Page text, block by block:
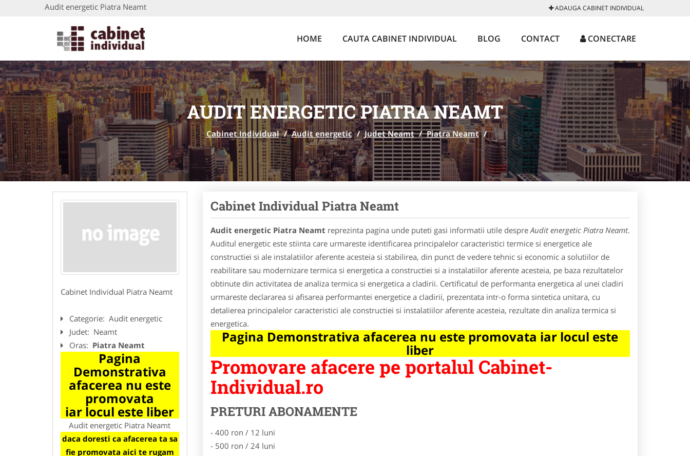
Audit energetic Piatra Neamt ADAUGA CABINET INDIVIDUAL
HOME CAUTA CABINET INDIVIDUAL BLOG CONTACT CONECTARE
AUDIT ENERGETIC PIATRA NEAMT
Cabinet Individual / Audit energetic / Judet Neamt / Piatra Neamt /
Cabinet Individual Piatra Neamt
Categorie: Audit energetic
Judet: Neamt
Oras: Piatra Neamt
Pagina
Demonstrativa
afacerea nu este
promovata
iar locul este liber
Audit energetic Piatra Neamt
daca doresti ca afacerea ta sa
fie promovata aici te rugam
Cabinet Individual Piatra Neamt
Audit energetic Piatra Neamt reprezinta pagina unde puteti gasi informatii utile despreAudit energetic Piatra Neamt.
Auditul energetic este stiinta care urmareste identificarea principalelor caracteristici termice si energetice ale
constructiei si ale instalatiilor aferente acesteia si stabilirea, din punct de vedere tehnic si economic a solutiilor de
reabilitare sau modernizare termica si energetica a constructiei si a instalatiilor aferente acesteia, pe baza rezultatelor
obtinute din activitatea de analiza termica si energetica a cladirii. Certificatul de performanta energetica al unei cladiri
urmareste declararea si afisarea performantei energetice a cladirii, prezentata intr-o forma sintetica unitara, cu
detalierea principalelor caracteristici ale constructiei si instalatiilor aferente acesteia, rezultate din analiza termica si
energetica.
Pagina Demonstrativa afacerea nu este promovata iar locul este
liber
Promovare afacere pe portalul Cabinet-
Individual.ro
PRETURI ABONAMENTE
- 400 ron / 12 luni
- 500 ron / 24 luni